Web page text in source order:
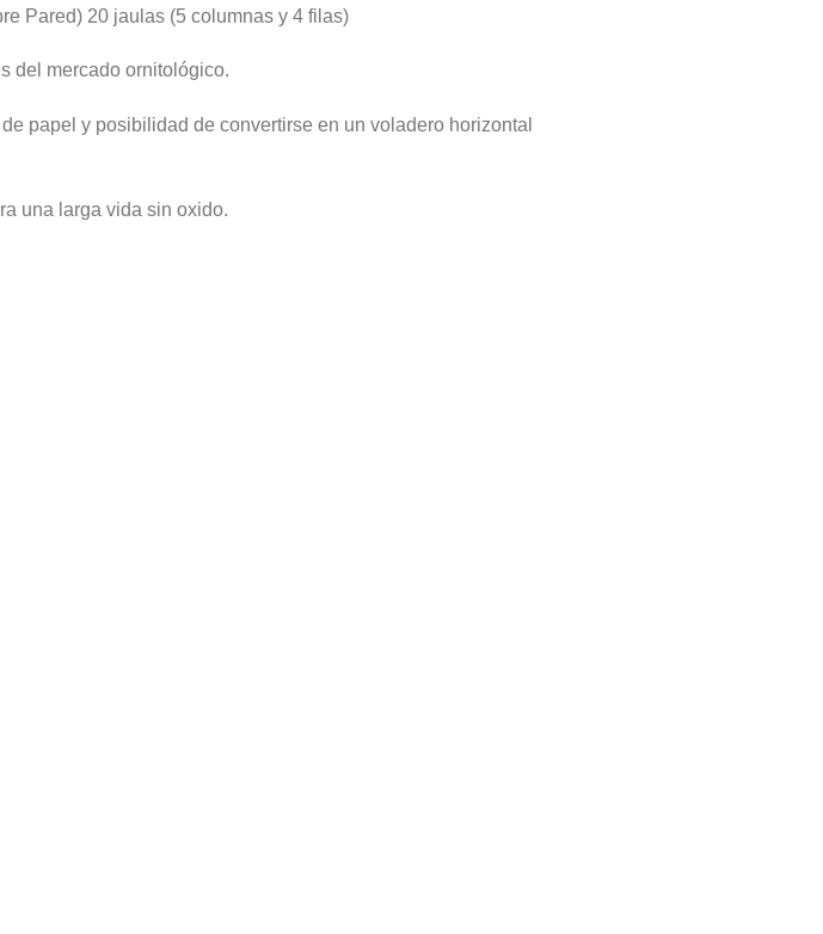
Pared) 20 jaulas (5 columnas y 4 filas)
del mercado ornitológico.
papel y posibilidad de convertirse en un voladero horizontal
una larga vida sin oxido.